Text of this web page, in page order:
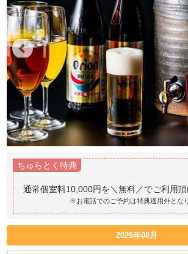
Previous
ちゅらとく特典
※お電話でのご予約は特典適用外とな
2026年08月